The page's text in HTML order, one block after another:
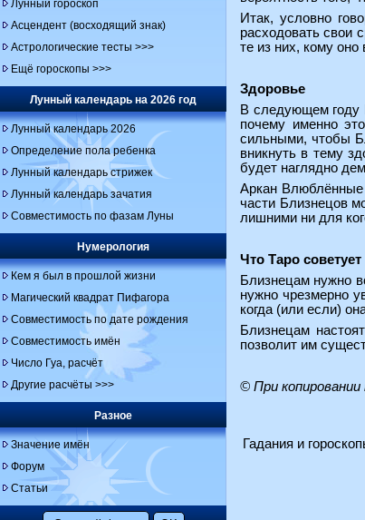
Итак, условно
расходовать свои
те из них, кому
Здоровье
В следующем году
почему именно
сильными, чтобы
вникнуть в тему
будет наглядно
Аркан Влюблённые
части Близнецов
лишними ни для
Что Таро советует
Близнецам нужно
нужно чрезмерно
когда (или если)
Близнецам
позволит им
© При
Лунный гороскоп
Асцендент (восходящий знак)
Астрологические тесты >>>
Ещё гороскопы >>>
Лунный календарь на 2026 год
Лунный календарь 2026
Определение пола ребенка
Лунный календарь стрижек
Лунный календарь зачатия
Совместимость по фазам Луны
Нумерология
Кем я был в прошлой жизни
Магический квадрат Пифагора
Совместимость по дате рождения
Совместимость имён
Число Гуа, расчёт
Другие расчёты >>>
Разное
Значение имён
Форум
Статьи
Гадания и